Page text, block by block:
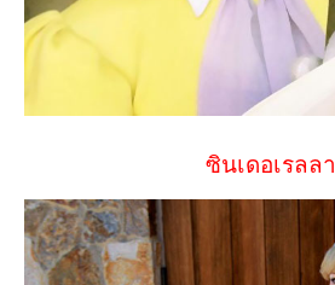
ซินเดอเรลลา